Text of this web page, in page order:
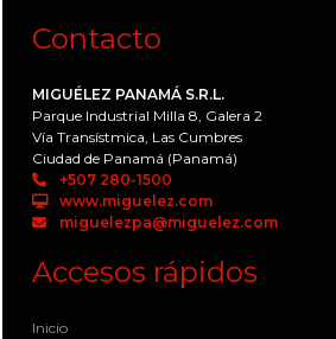
Contacto
MIGUÉLEZ PANAMÁ S.R.L.
Parque Industrial Milla 8, Galera 2
Vía Transístmica, Las Cumbres
Ciudad de Panamá (Panamá)
+507 280-1500
www.miguelez.com
miguelezpa@miguelez.com
Accesos rápidos
Inicio